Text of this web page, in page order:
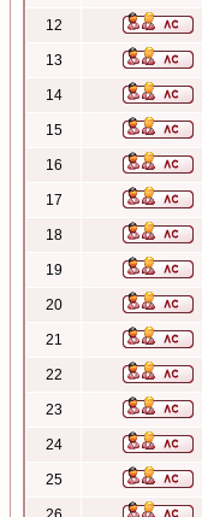
12
13
14
15
16
17
18
19
20
21
22
23
24
25